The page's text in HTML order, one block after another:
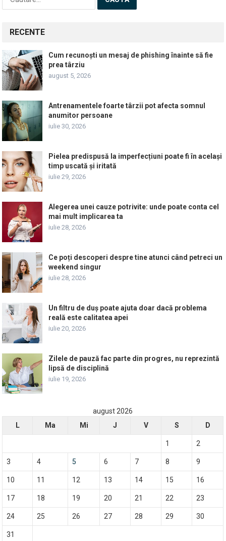
RECENTE
Cum recunoști un mesaj de phishing înainte să fie
prea târziu
august 5, 2026
Antrenamentele foarte târzii pot afecta somnul
anumitor persoane
iulie 30, 2026
Pielea predispusă la imperfecțiuni poate fi în același
timp uscată și iritată
iulie 29, 2026
Alegerea unei cauze potrivite: unde poate conta cel
mai mult implicarea ta
iulie 28, 2026
Ce poți descoperi despre tine atunci când petreci un
weekend singur
iulie 28, 2026
Un filtru de duș poate ajuta doar dacă problema
reală este calitatea apei
iulie 20, 2026
Zilele de pauză fac parte din progres, nu reprezintă
lipsă de disciplină
iulie 19, 2026
august 2026
L
Ma Mi J V S D
1 2
3 4 5 6 7 8 9
10 11 12 13 14 15 16
17 18 19 20 21 22 23
24 25 26 27 28 29 30
31